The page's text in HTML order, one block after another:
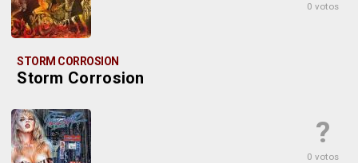
0 votos
STORM CORROSION
Storm Corrosion
?
0 votos